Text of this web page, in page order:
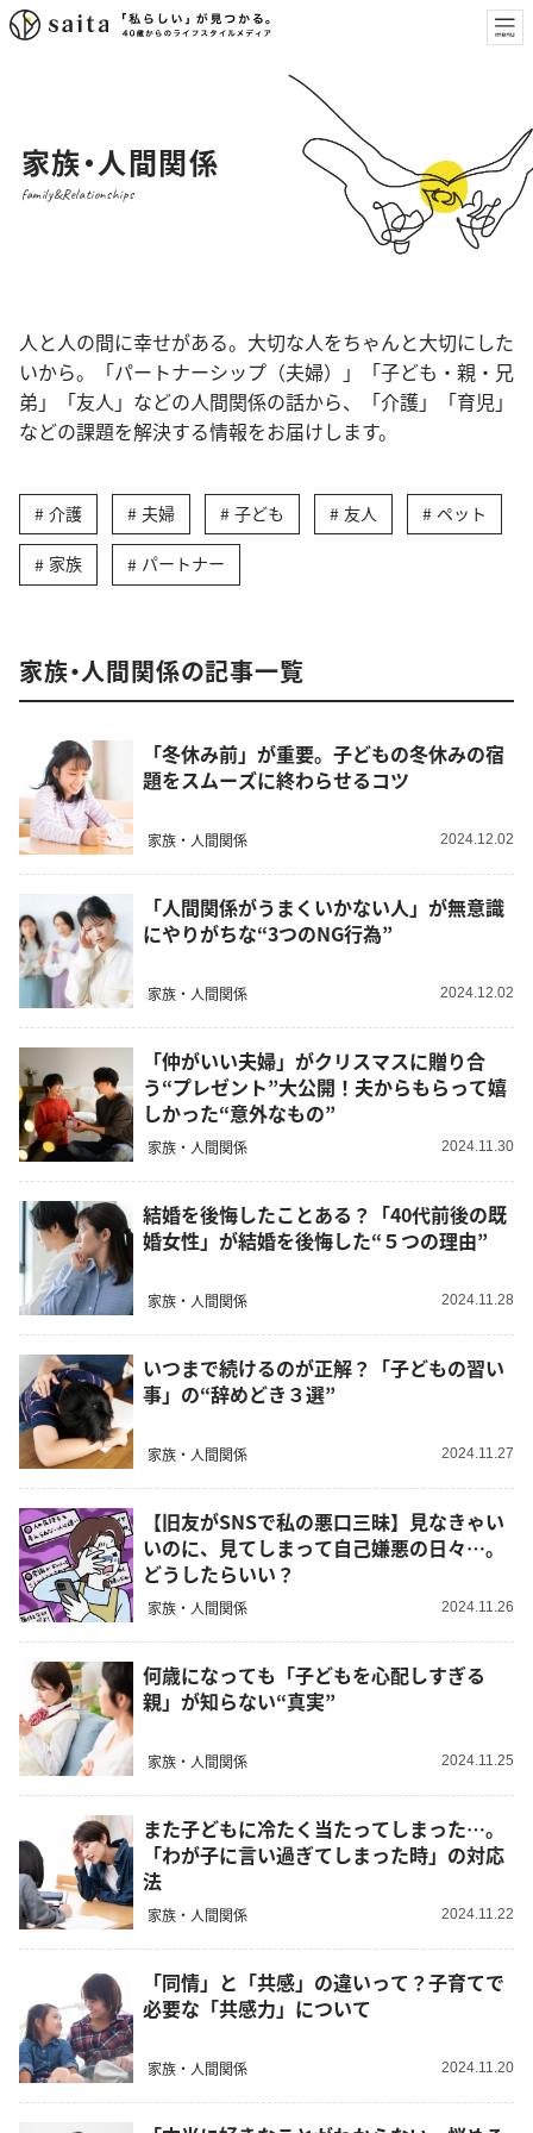
家族・人間関係
family&Relationships
人と人の間に幸せがある。大切な人をちゃんと大切にした
いから。「パートナーシップ（夫婦）」「子ども・親・兄
弟」「友人」などの人間関係の話から、「介護」「育児」
などの課題を解決する情報をお届けします。
介護 夫婦 子ども 友人 ペット
家族 パートナー
家族・人間関係の記事一覧
「冬休み前」が重要。子どもの冬休みの宿
題をスムーズに終わらせるコツ
家族・人間関係 2024.12.02
「人間関係がうまくいかない人」が無意識
にやりがちな“3つのNG行為”
家族・人間関係 2024.12.02
「仲がいい夫婦」がクリスマスに贈り合
う“プレゼント”大公開！夫からもらって嬉
しかった“意外なもの”
家族・人間関係 2024.11.30
結婚を後悔したことある？「40代前後の既
婚女性」が結婚を後悔した“５つの理由”
家族・人間関係 2024.11.28
いつまで続けるのが正解？「子どもの習い
事」の“辞めどき３選”
家族・人間関係 2024.11.27
【旧友がSNSで私の悪口三昧】見なきゃい
いのに、見てしまって自己嫌悪の日々…。
どうしたらいい？
家族・人間関係 2024.11.26
何歳になっても「子どもを心配しすぎる
親」が知らない“真実”
家族・人間関係 2024.11.25
また子どもに冷たく当たってしまった…。
「わが子に言い過ぎてしまった時」の対応
法
家族・人間関係 2024.11.22
「同情」と「共感」の違いって？子育てで
必要な「共感力」について
家族・人間関係 2024.11.20